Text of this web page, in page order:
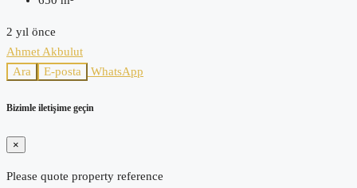
2 yıl önce
Ahmet Akbulut
Ara
E-posta WhatsApp
Bizimle iletişime geçin
×
Please quote property reference